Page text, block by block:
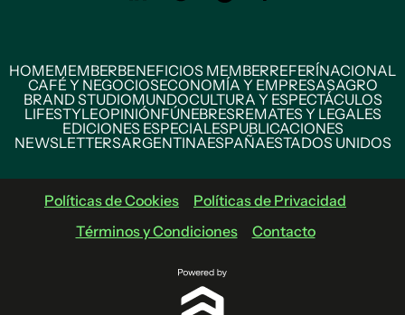
HOMEMEMBERBENEFICIOS MEMBERREFERÍNACIONAL
CAFÉ Y NEGOCIOSECONOMÍA Y EMPRESASAGRO
BRAND STUDIOMUNDOCULTURA Y ESPECTÁCULOS
LIFESTYLEOPINIÓNFÚNEBRESREMATES Y LEGALES
EDICIONES ESPECIALESPUBLICACIONES
NEWSLETTERSARGENTINAESPAÑAESTADOS UNIDOS
Políticas de Cookies
Políticas de Privacidad
Términos y Condiciones
Contacto